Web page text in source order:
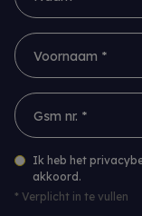
Voornaam *
Gsm nr. *
Ik heb het
akkoord.
* Verplicht in te vullen